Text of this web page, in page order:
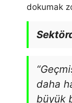
dokumak
daha
büyük